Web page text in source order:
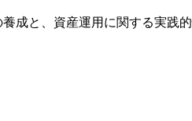
成と、資産運用に関する実践